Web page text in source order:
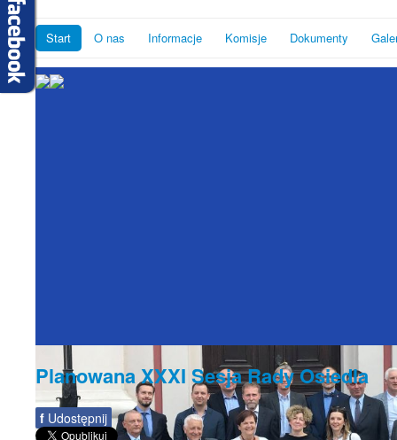
Start O nas Informacje Komisje Dokumenty
Planowana XXXI Sesja Rady Osiedla
f Udostępnij